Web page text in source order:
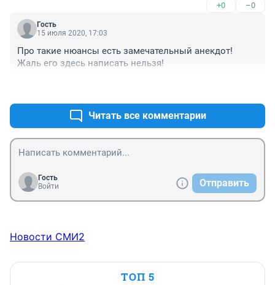
+0 –0
Гость
15 июля 2020, 17:03
Про такие нюансы есть замечательный анекдот!
Жаль его здесь написать нельзя!
Читать все комментарии
Гость
Войти
Отправить
Новости СМИ2
ТОП 5